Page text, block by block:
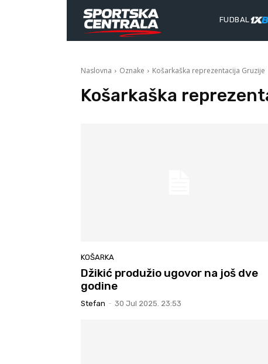
FUDBAL
Naslovna Oznake Košarkaška reprezentacija Gruzije
Košarkaška
KOŠARKA
Džikić produžio ugovor na još dve
godine
Stefan - 30 Jul 2025. 23:53